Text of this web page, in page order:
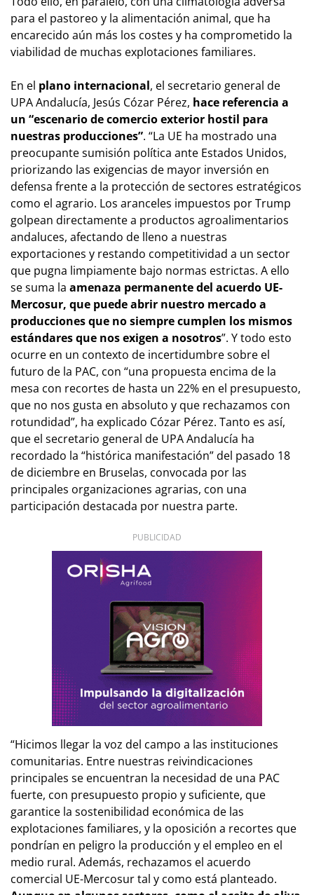
para el pastoreo y la alimentación animal, que ha
encarecido aún más los costes y ha comprometido la
viabilidad de muchas explotaciones familiares.
En el plano internacional, el secretario general de
UPA Andalucía, Jesús Cózar Pérez, hace referencia a
un “escenario de comercio exterior hostil para
nuestras producciones”. “La UE ha mostrado una
preocupante sumisión política ante Estados Unidos,
priorizando las exigencias de mayor inversión en
defensa frente a la protección de sectores estratégicos
como el agrario. Los aranceles impuestos por Trump
golpean directamente a productos agroalimentarios
andaluces, afectando de lleno a nuestras
exportaciones y restando competitividad a un sector
que pugna limpiamente bajo normas estrictas. A ello
se suma la amenaza permanente del acuerdo UE-
Mercosur, que puede abrir nuestro mercado a
producciones que no siempre cumplen los mismos
estándares que nos exigen a nosotros”. Y todo esto
ocurre en un contexto de incertidumbre sobre el
futuro de la PAC, con “una propuesta encima de la
mesa con recortes de hasta un 22% en el presupuesto,
que no nos gusta en absoluto y que rechazamos con
rotundidad”, ha explicado Cózar Pérez. Tanto es así,
que el secretario general de UPA Andalucía ha
recordado la “histórica manifestación” del pasado 18
de diciembre en Bruselas, convocada por las
principales organizaciones agrarias, con una
participación destacada por nuestra parte.
PUBLICIDAD
“Hicimos llegar la voz del campo a las instituciones
comunitarias. Entre nuestras reivindicaciones
principales se encuentran la necesidad de una PAC
fuerte, con presupuesto propio y suficiente, que
garantice la sostenibilidad económica de las
explotaciones familiares, y la oposición a recortes que
pondrían en peligro la producción y el empleo en el
medio rural. Además, rechazamos el acuerdo
comercial UE-Mercosur tal y como está planteado.